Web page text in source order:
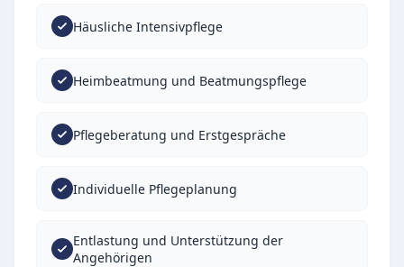
Häusliche Intensivpflege
Heimbeatmung und Beatmungspflege
Pflegeberatung und Erstgespräche
Individuelle Pflegeplanung
Entlastung und Unterstützung der
Angehörigen